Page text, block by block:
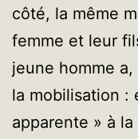
côté, la même
femme et leur
jeune homme a,
la mobilisation :
apparente » à la